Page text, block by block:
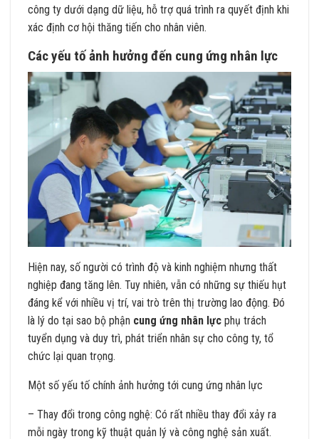
công ty dưới dạng dữ liệu, hỗ trợ quá trình ra quyết định khi
xác định cơ hội thăng tiến cho nhân viên.
Các yếu tố ảnh hưởng đến cung ứng nhân lực
Hiện nay, số người có trình độ và kinh nghiệm nhưng thất
nghiệp đang tăng lên. Tuy nhiên, vẫn có những sự thiếu hụt
đáng kể với nhiều vị trí, vai trò trên thị trường lao động. Đó
là lý do tại sao bộ phận cung ứng nhân lực phụ trách
tuyển dụng và duy trì, phát triển nhân sự cho công ty, tổ
chức lại quan trọng.
Một số yếu tố chính ảnh hưởng tới cung ứng nhân lực
– Thay đổi trong công nghệ: Có rất nhiều thay đổi xảy ra
mỗi ngày trong kỹ thuật quản lý và công nghệ sản xuất.